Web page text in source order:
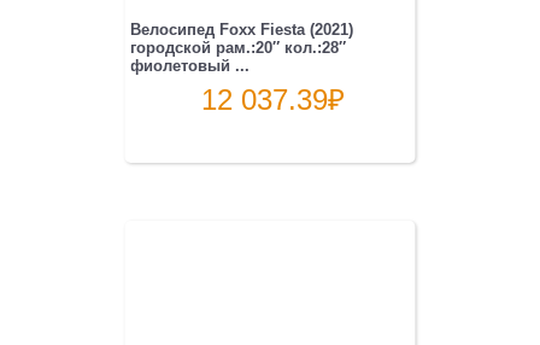
Велосипед Foxx Fiesta (2021)
городской рам.:20″ кол.:28″
фиолетовый ...
12 037.39₽